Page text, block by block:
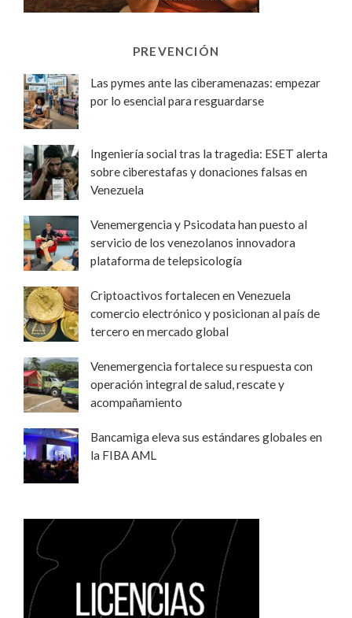
PREVENCIÓN
Las pymes ante las ciberamenazas: empezar
por lo esencial para resguardarse
Ingeniería social tras la tragedia: ESET alerta
sobre ciberestafas y donaciones falsas en
Venezuela
Venemergencia y Psicodata han puesto al
servicio de los venezolanos innovadora
plataforma de telepsicología
Criptoactivos fortalecen en Venezuela
comercio electrónico y posicionan al país de
tercero en mercado global
Venemergencia fortalece su respuesta con
operación integral de salud, rescate y
acompañamiento
Bancamiga eleva sus estándares globales en
la FIBA AML